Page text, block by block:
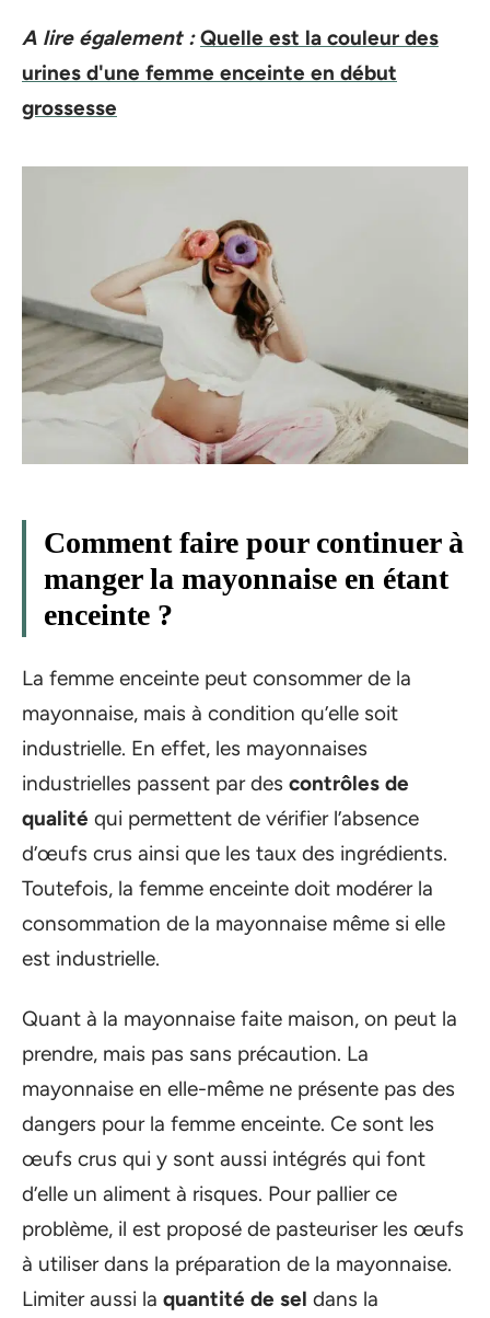
A lire également : Quelle est la couleur des
urines d'une femme enceinte en début
grossesse
Comment faire pour continuer à
manger la mayonnaise en étant
enceinte ?
La femme enceinte peut consommer de la
mayonnaise, mais à condition qu’elle soit
industrielle. En effet, les mayonnaises
industrielles passent par des contrôles de
qualité qui permettent de vérifier l’absence
d’œufs crus ainsi que les taux des ingrédients.
Toutefois, la femme enceinte doit modérer la
consommation de la mayonnaise même si elle
est industrielle.
Quant à la mayonnaise faite maison, on peut la
prendre, mais pas sans précaution. La
mayonnaise en elle-même ne présente pas des
dangers pour la femme enceinte. Ce sont les
œufs crus qui y sont aussi intégrés qui font
d’elle un aliment à risques. Pour pallier ce
problème, il est proposé de pasteuriser les œufs
à utiliser dans la préparation de la mayonnaise.
Limiter aussi la quantité de sel dans la